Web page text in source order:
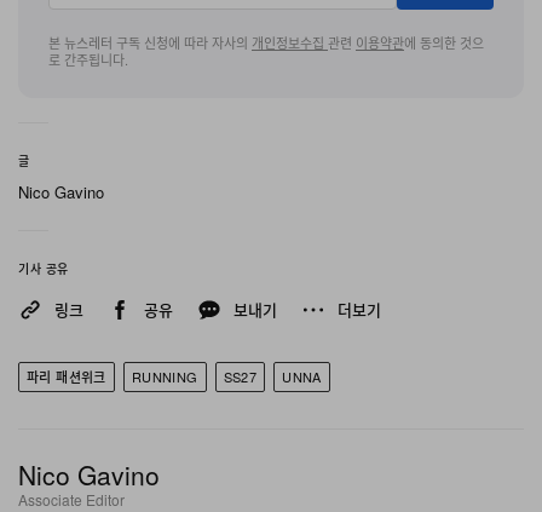
인다. Run Wild 팬츠는 하단 부분을 지퍼로 탈착해 3/4 기
장으로 변형할 수 있으며, 컬렉션의 아우터웨어는 쌀쌀한
하는 것보다 덜어내는 데 방점을 찍었다. “SS27에서는 무
설명한다. “더 가볍고, 더 단순하며, 더 다재다능하게 느껴
본 뉴스레터 구독 신청에 따라 자사의 개인정보수집 관련 이용약관에 동의한 것으
로 간주됩니다.
글
Nico Gavino
기사 공유
링크 공유 보내기 더보기
파리 패션위크 RUNNING SS27 UNNA
Nico Gavino
Associate Editor